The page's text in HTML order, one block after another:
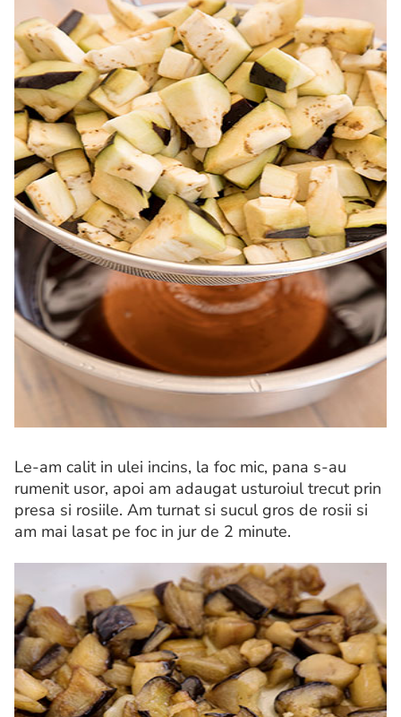
Le-am calit in ulei incins, la foc mic, pana s-au
rumenit usor, apoi am adaugat usturoiul trecut prin
presa si rosiile. Am turnat si sucul gros de rosii si
am mai lasat pe foc in jur de 2 minute.